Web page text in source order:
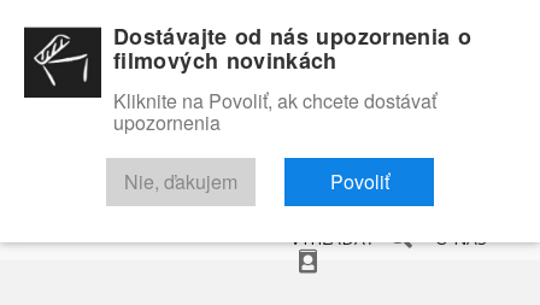
RECENZIE TRAILERY FILMOVÁ DATABÁZA
VYHĽADAŤ O NÁS
Dostávajte od nás upozornenia o
filmových novinkách
Kliknite na Povoliť, ak chcete dostávať
upozornenia
Nie, ďakujem Povoliť